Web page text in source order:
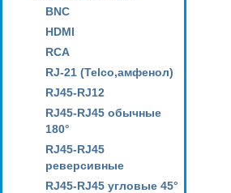
BNC
HDMI
RCA
RJ-21 (Telco,амфенол)
RJ45-RJ12
RJ45-RJ45 обычные
180°
RJ45-RJ45
реверсивные
RJ45-RJ45 угловые 45°